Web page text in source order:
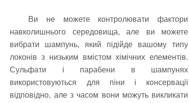
Ви не можете контролювати фактори
навколишнього середовища, але ви можете
вибрати шампунь, який підійде вашому типу
локонів з низьким вмістом хімічних елементів.
Сульфати і парабени в шампунях
використовуються для піни і консервації
відповідно, але з часом вони можуть викликати